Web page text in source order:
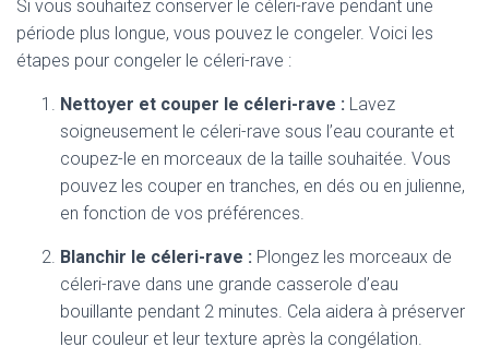
Si vous souhaitez conserver le céleri-rave pendant une
période plus longue, vous pouvez le congeler. Voici les
étapes pour congeler le céleri-rave :
Nettoyer et couper le céleri-rave : Lavez
soigneusement le céleri-rave sous l’eau courante et
coupez-le en morceaux de la taille souhaitée. Vous
pouvez les couper en tranches, en dés ou en julienne,
en fonction de vos préférences.
Blanchir le céleri-rave : Plongez les morceaux de
céleri-rave dans une grande casserole d’eau
bouillante pendant 2 minutes. Cela aidera à préserver
leur couleur et leur texture après la congélation.